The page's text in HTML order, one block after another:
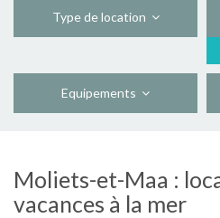
Type de location
Equipements
Moliets-et-Maa :
vacances à la mer